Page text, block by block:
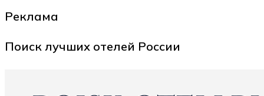
Реклама
Поиск лучших отелей России